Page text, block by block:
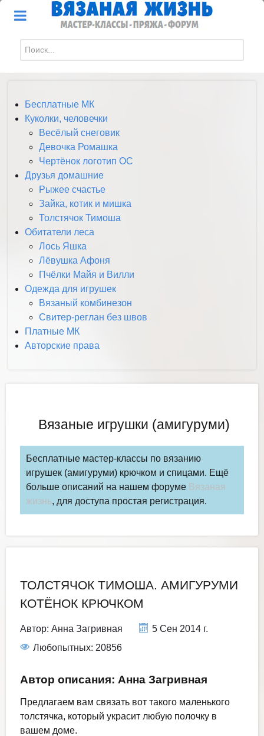
Искать...
Бесплатные МК
Куколки, человечки
Весёлый снеговик
Девочка Ромашка
Чертёнок логотип ОС
Друзья домашние
Рыжее счастье
Зайка, котик и мишка
Толстячок Тимоша
Обитатели леса
Лось Яшка
Лёвушка Афоня
Пчёлки Майя и Вилли
Одежда для игрушек
Вязаный комбинезон
Свитер-реглан без швов
Платные МК
Авторские права
Вязаные игрушки (амигуруми)
Бесплатные мастер-классы по вязанию
игрушек (амигуруми) крючком и спицами. Ещё
больше описаний на нашем форуме Вязаная
жизнь, для доступа простая регистрация.
ТОЛСТЯЧОК ТИМОША. АМИГУРУМИ
КОТЁНОК КРЮЧКОМ
Автор: Анна Загривная
5 Сен 2014 г.
Любопытных: 20856
Автор описания: Анна Загривная
Предлагаем вам связать вот такого маленького
толстячка, который украсит любую полочку в
вашем доме.